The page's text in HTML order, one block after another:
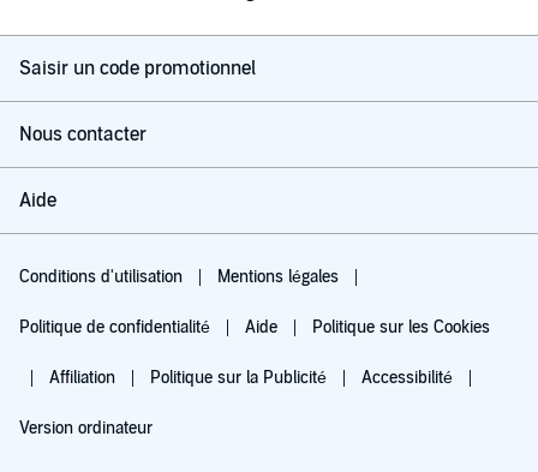
Saisir un code promotionnel
Nous contacter
Aide
Conditions d'utilisation Mentions légales
Politique de confidentialité Aide Politique sur les Cookies
Affiliation Politique sur la Publicité Accessibilité
Version ordinateur